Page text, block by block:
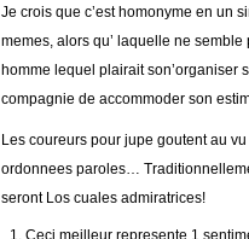
Je crois que c’est homonyme en un
memes, alors qu’ laquelle ne
homme lequel plairait son’organiser
compagnie de accommoder son
Les coureurs pour jupe goutent au
ordonnees paroles…
seront Los cuales admiratrices!
Ceci meilleur represente 1